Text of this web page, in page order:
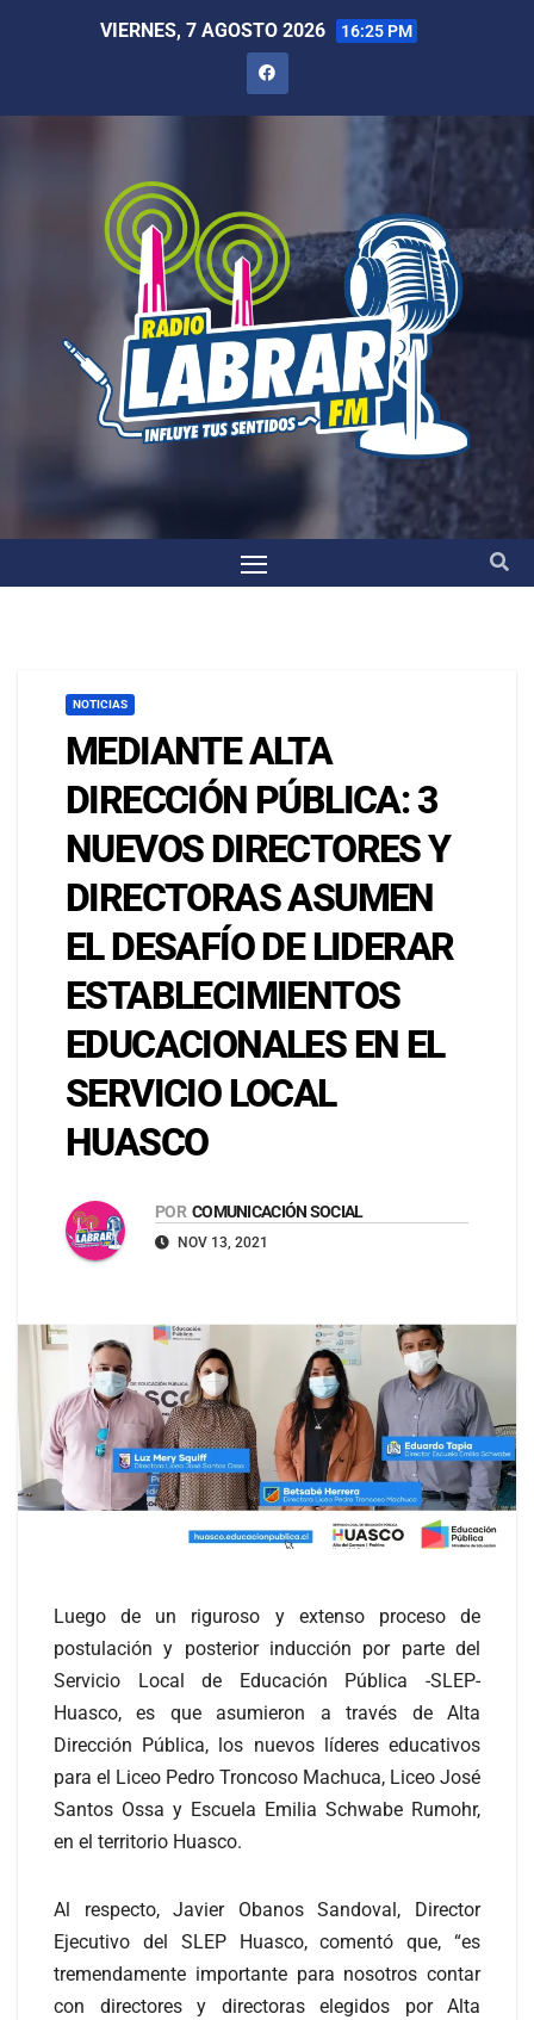
VIERNES, 7 AGOSTO 2026 16:25 PM
NOTICIAS
MEDIANTE ALTA
DIRECCIÓN PÚBLICA: 3
NUEVOS DIRECTORES Y
DIRECTORAS ASUMEN
EL DESAFÍO DE LIDERAR
ESTABLECIMIENTOS
EDUCACIONALES EN EL
SERVICIO LOCAL
HUASCO
POR COMUNICACIÓN SOCIAL
NOV 13, 2021
Luego de un riguroso y extenso proceso de
postulación y posterior inducción por parte del
Servicio Local de Educación Pública -SLEP-
Huasco, es que asumieron a través de Alta
Dirección Pública, los nuevos líderes educativos
para el Liceo Pedro Troncoso Machuca, Liceo José
Santos Ossa y Escuela Emilia Schwabe Rumohr,
en el territorio Huasco.
Al respecto, Javier Obanos Sandoval, Director
Ejecutivo del SLEP Huasco, comentó que, “es
tremendamente importante para nosotros contar
con directores y directoras elegidos por Alta